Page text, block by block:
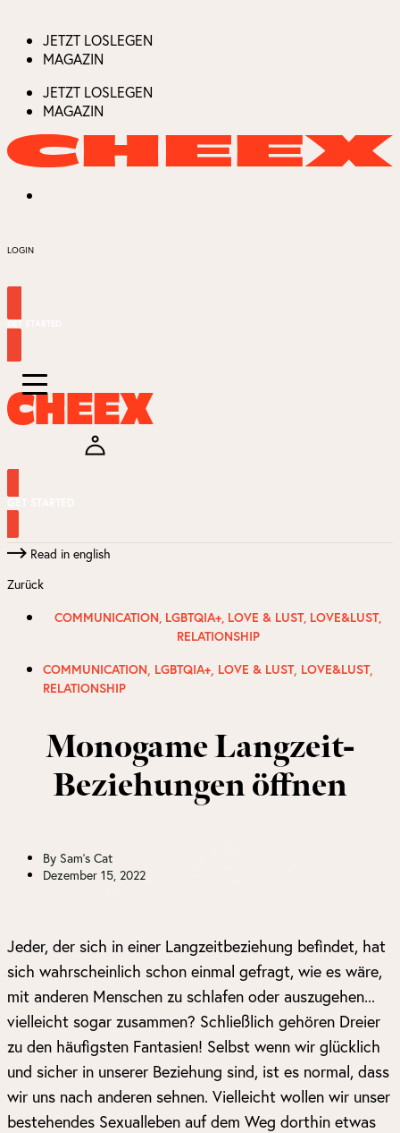
JETZT LOSLEGEN
MAGAZIN
JETZT LOSLEGEN
MAGAZIN
LOGIN
GET STARTED
Read in english
Zurück
COMMUNICATION, LGBTQIA+, LOVE & LUST, LOVE&LUST,
RELATIONSHIP
COMMUNICATION LGBTQIA+ LOVE & LUST, LOVE&LUST,
RELATIONSHIP
Monogame Langzeit-
Beziehungen öffnen
By Sam's Cat
Dezember 15, 2022
Jeder, der sich in einer Langzeitbeziehung befindet, hat
sich wahrscheinlich schon einmal gefragt, wie es wäre,
mit anderen Menschen zu schlafen oder auszugehen...
vielleicht sogar zusammen? Schließlich gehören Dreier
zu den häufigsten Fantasien! Selbst wenn wir glücklich
und sicher in unserer Beziehung sind, ist es normal, dass
wir uns nach anderen sehnen. Vielleicht wollen wir unser
bestehendes Sexualleben auf dem Weg dorthin etwas